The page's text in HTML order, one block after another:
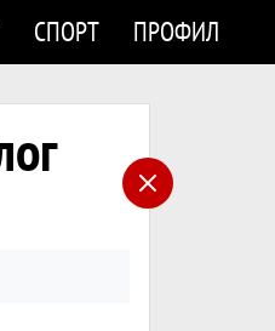
СПОРТ ПРОФИЛ